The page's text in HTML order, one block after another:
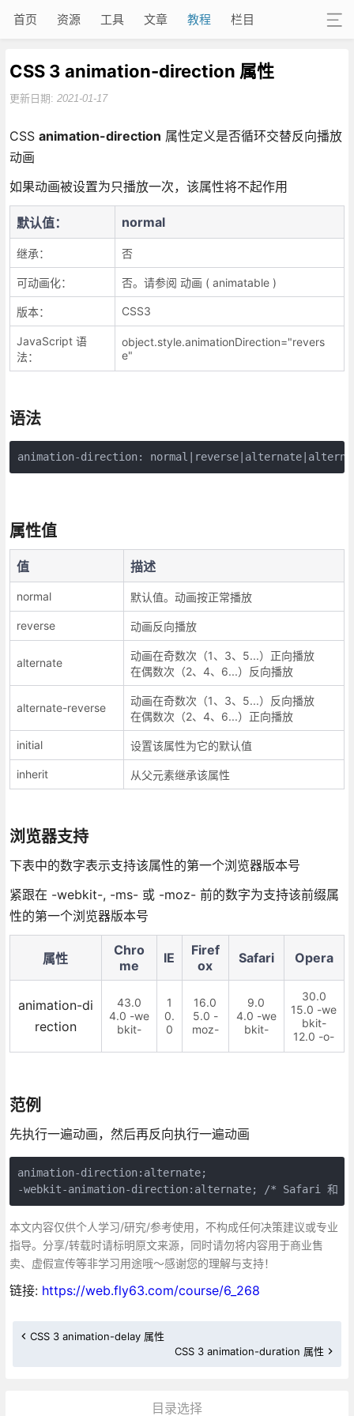
首页 资源 工具 文章 教程 栏目
CSS 3 animation-direction 属性
更新日期: 2021-01-17
CSS animation-direction 属性定义是否循环交替反向播放
动画
如果动画被设置为只播放一次，该属性将不起作用
默认值： normal
继承： 否
可动画化： 否。请参阅 动画 ( animatable )
版本： CSS3
JavaScript 语
法：
object.style.animationDirection="revers
e"
语法
animation-direction:
属性值
值 描述
normal 默认值。动画按正常播放
reverse 动画反向播放
alternate
动画在奇数次（1、3、5...）正向播放
在偶数次（2、4、6...）反向播放
alternate-reverse
动画在奇数次（1、3、5...）反向播放
在偶数次（2、4、6...）正向播放
initial 设置该属性为它的默认值
inherit 从父元素继承该属性
浏览器支持
下表中的数字表示支持该属性的第一个浏览器版本号
紧跟在 -webkit-, -ms- 或 -moz- 前的数字为支持该前缀属
性的第一个浏览器版本号
属性
Chro
me
IE
Firef
ox
Safari Opera
animation-di
rection
43.0
4.0 -we
bkit-
1
0.
0
16.0
5.0 -
moz-
9.0
4.0 -we
bkit-
30.0
15.0 -we
bkit-
12.0 -o-
范例
先执行一遍动画，然后再反向执行一遍动画
animation-direction:alternate;
-webkit-animation-direction:alternate; /* Safari 和
本文内容仅供个人学习/研究/参考使用，不构成任何决策建议或专业
指导。分享/转载时请标明原文来源，同时请勿将内容用于商业售
卖、虚假宣传等非学习用途哦～感谢您的理解与支持！
链接: https://web.fly63.com/course/6_268
CSS 3 animation-delay 属性
CSS 3 animation-duration 属性
目录选择